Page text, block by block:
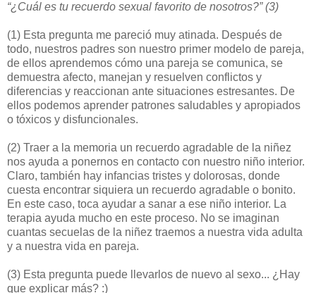
“¿Cuál es tu recuerdo sexual favorito de nosotros?” (3)
(1) Esta pregunta me pareció muy atinada. Después de
todo, nuestros padres son nuestro primer modelo de pareja,
de ellos aprendemos cómo una pareja se comunica, se
demuestra afecto, manejan y resuelven conflictos y
diferencias y reaccionan ante situaciones estresantes. De
ellos podemos aprender patrones saludables y apropiados
o tóxicos y disfuncionales.
(2) Traer a la memoria un recuerdo agradable de la niñez
nos ayuda a ponernos en contacto con nuestro niño interior.
Claro, también hay infancias tristes y dolorosas, donde
cuesta encontrar siquiera un recuerdo agradable o bonito.
En este caso, toca ayudar a sanar a ese niño interior. La
terapia ayuda mucho en este proceso. No se imaginan
cuantas secuelas de la niñez traemos a nuestra vida adulta
y a nuestra vida en pareja.
(3) Esta pregunta puede llevarlos de nuevo al sexo... ¿Hay
que explicar más? :)